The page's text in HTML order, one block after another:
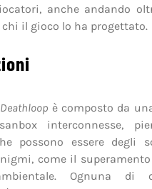
anche andando
il gioco lo ha progettato.
Deathloop è composto da
interconnesse,
possono essere degli
come il
Ognuna di